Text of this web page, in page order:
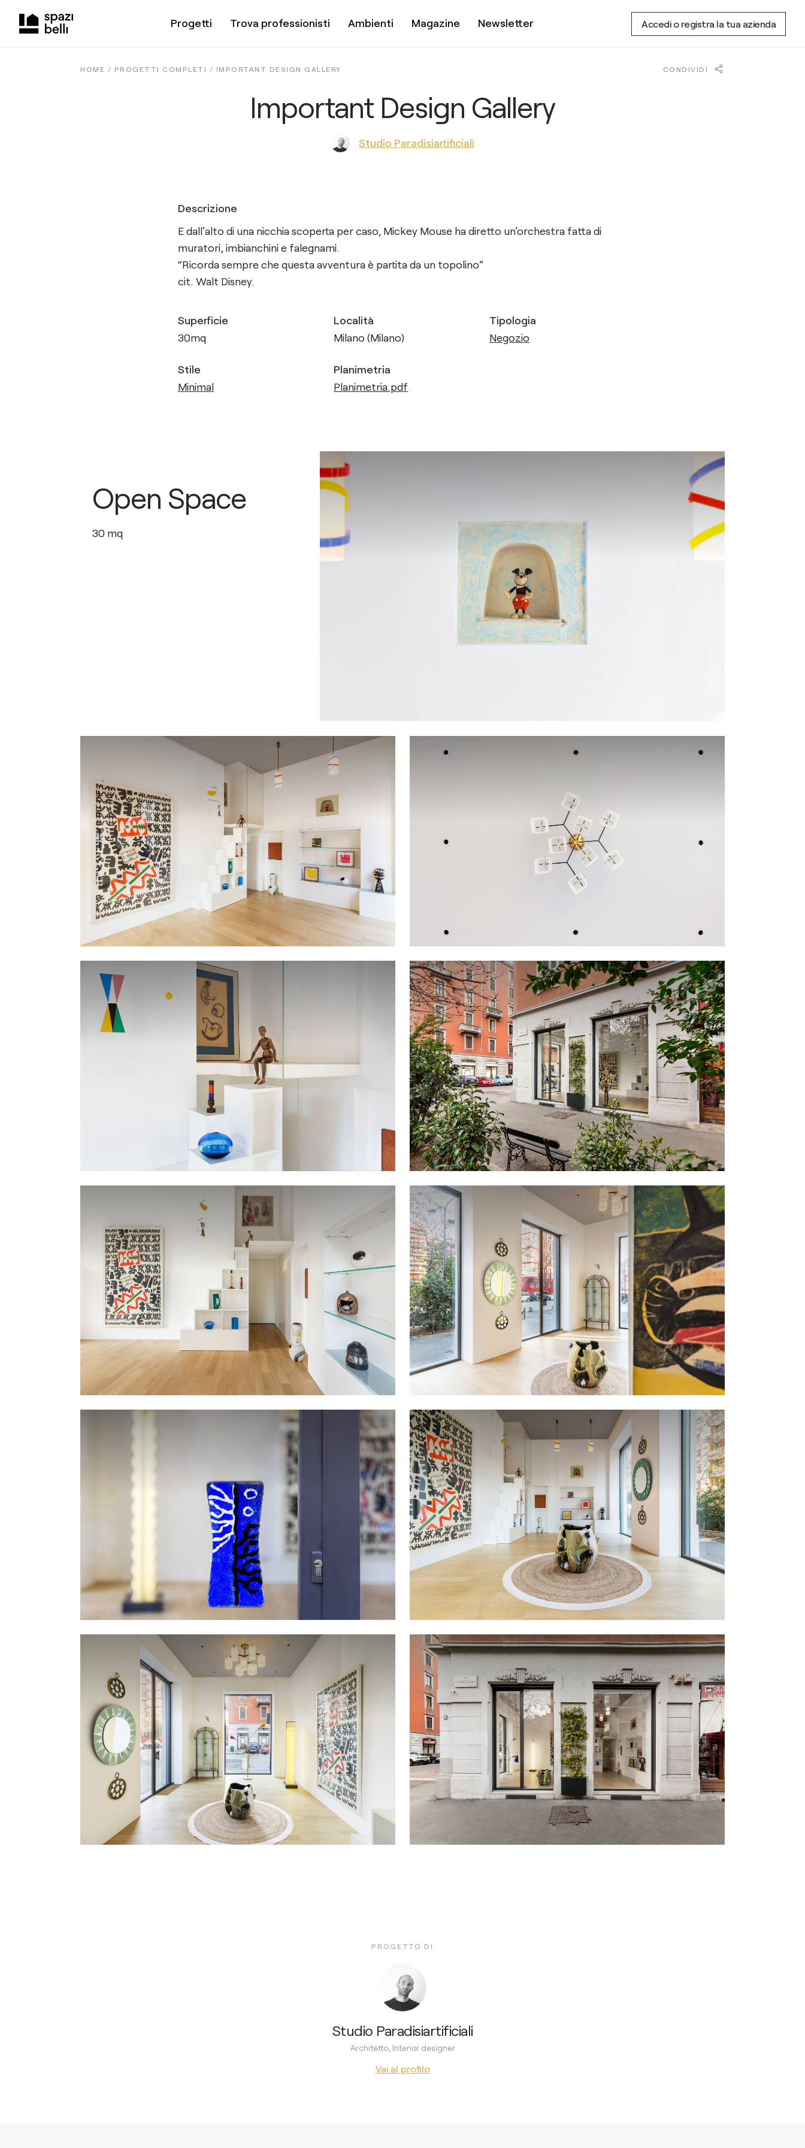
Progetti Trova professionisti Ambienti Magazine Newsletter Accedi o registra la tua azienda
HOME / PROGETTI COMPLETI / IMPORTANT DESIGN GALLERY CONDIVIDI
Important Design Gallery
Studio Paradisiartificiali
Descrizione
E dall'alto di una nicchia scoperta per caso, Mickey Mouse ha diretto un'orchestra fatta di
muratori, imbianchini e falegnami.
“Ricorda sempre che questa avventura è partita da un topolino”
cit. Walt Disney.
Superficie
30mq
Località
Milano (Milano)
Tipologia
Negozio
Stile
Minimal
Planimetria
Planimetria.pdf
Open Space
30 mq
PROGETTO DI
Studio Paradisiartificiali
Architetto, Interior designer
Vai al profilo